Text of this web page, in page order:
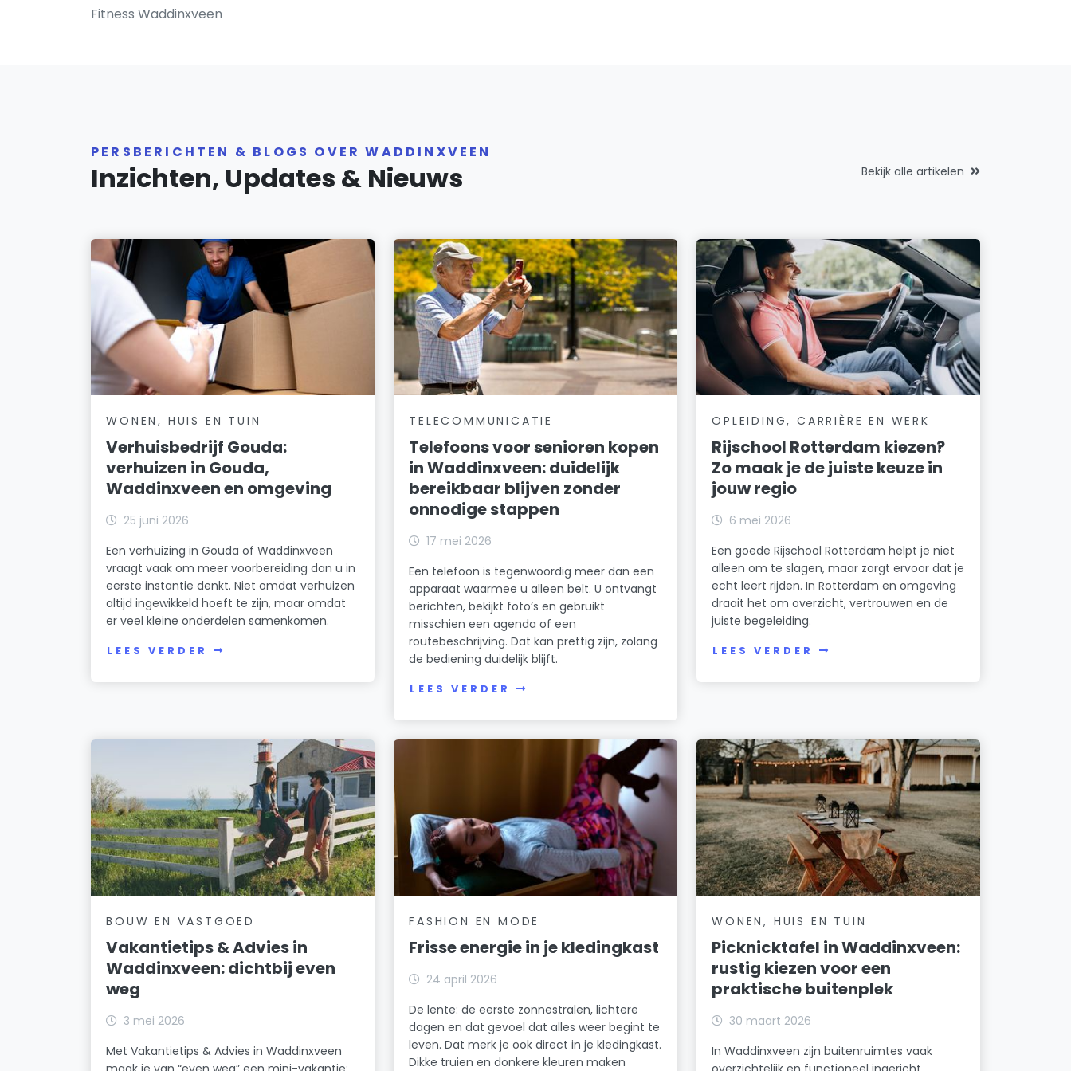
Fitness Waddinxveen
PERSBERICHTEN & BLOGS OVER WADDINXVEEN
Inzichten, Updates & Nieuws Bekijk alle artikelen
WONEN, HUIS EN TUIN
Verhuisbedrijf Gouda:
verhuizen in Gouda,
Waddinxveen en omgeving
25 juni 2026
Een verhuizing in Gouda of Waddinxveen
vraagt vaak om meer voorbereiding dan u in
eerste instantie denkt. Niet omdat verhuizen
altijd ingewikkeld hoeft te zijn, maar omdat
er veel kleine onderdelen samenkomen.
LEES VERDER
TELECOMMUNICATIE
Telefoons voor senioren kopen
in Waddinxveen: duidelijk
bereikbaar blijven zonder
onnodige stappen
17 mei 2026
Een telefoon is tegenwoordig meer dan een
apparaat waarmee u alleen belt. U ontvangt
berichten, bekijkt foto’s en gebruikt
misschien een agenda of een
routebeschrijving. Dat kan prettig zijn, zolang
de bediening duidelijk blijft.
LEES VERDER
OPLEIDING, CARRIÈRE EN WERK
Rijschool Rotterdam kiezen?
Zo maak je de juiste keuze in
jouw regio
6 mei 2026
Een goede Rijschool Rotterdam helpt je niet
alleen om te slagen, maar zorgt ervoor dat je
echt leert rijden. In Rotterdam en omgeving
draait het om overzicht, vertrouwen en de
juiste begeleiding.
LEES VERDER
BOUW EN VASTGOED
Vakantietips & Advies in
Waddinxveen: dichtbij even
weg
3 mei 2026
Met Vakantietips & Advies in Waddinxveen
FASHION EN MODE
Frisse energie in je kledingkast
24 april 2026
De lente: de eerste zonnestralen, lichtere
dagen en dat gevoel dat alles weer begint te
leven. Dat merk je ook direct in je kledingkast.
Dikke truien en donkere kleuren maken
WONEN, HUIS EN TUIN
Picknicktafel in Waddinxveen:
rustig kiezen voor een
praktische buitenplek
30 maart 2026
In Waddinxveen zijn buitenruimtes vaak